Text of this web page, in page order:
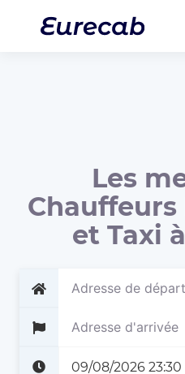
Les
Chauffeurs
et Taxi